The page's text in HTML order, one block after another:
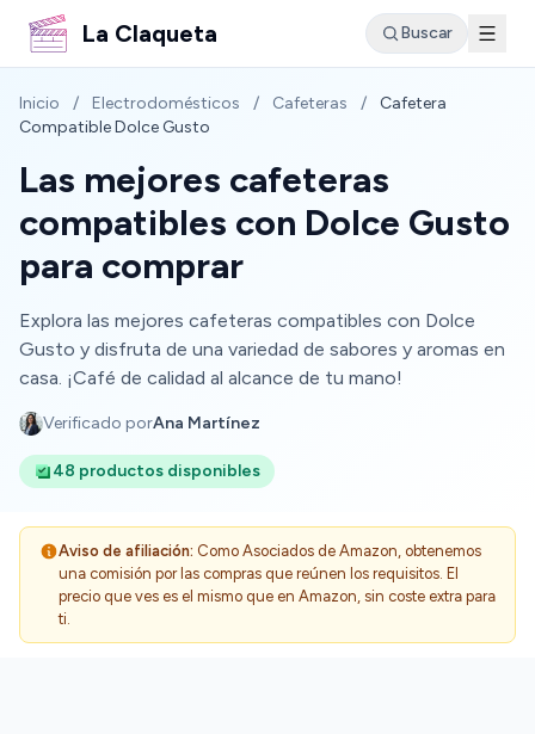
La Claqueta Buscar
Inicio / Electrodomésticos / Cafeteras /
Cafetera
Compatible Dolce Gusto
Las mejores cafeteras
compatibles con Dolce Gusto
para comprar
Explora las mejores cafeteras compatibles con Dolce
Gusto y disfruta de una variedad de sabores y aromas en
casa. ¡Café de calidad al alcance de tu mano!
Verificado porAna Martínez
48 productos disponibles
Aviso de afiliación: Como Asociados de Amazon, obtenemos
una comisión por las compras que reúnen los requisitos. El
precio que ves es el mismo que en Amazon, sin coste extra para
ti.